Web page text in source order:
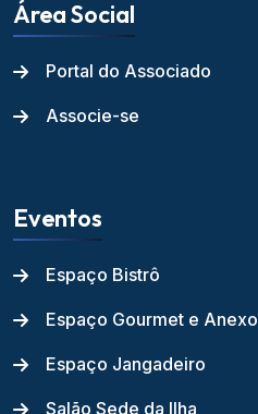
Área Social
Portal do Associado
Associe-se
Eventos
Espaço Bistrô
Espaço Gourmet e Anexo
Espaço Jangadeiro
Salão Sede da Ilha